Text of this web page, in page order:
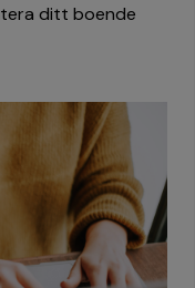
ditt boende